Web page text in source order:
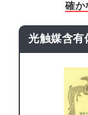
確か
光触媒含有